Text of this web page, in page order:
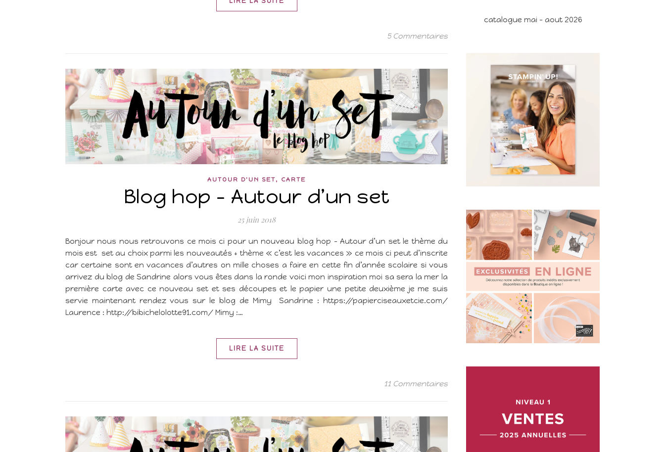
5 Commentaires
AUTOUR D'UN SET, CARTE
Blog hop – Autour d’un set
25 juin 2018
Bonjour nous nous retrouvons ce mois ci pour un nouveau blog hop – Autour d’un set le thème du
mois est set au choix parmi les nouveautés + thème « c’est les vacances » ce mois ci peut d’inscrite
car certaine sont en vacances d’autres on mille choses a faire en cette fin d’année scolaire si vous
arrivez du blog de Sandrine alors vous êtes dans la ronde voici mon inspiration moi sa sera la mer la
première carte avec ce nouveau set et ses découpes et le papier une petite deuxième je me suis
servie maintenant rendez vous sur le blog de Mimy Sandrine : https://papierciseauxetcie.com/
Laurence : http://bibichelolotte91.com/ Mimy :…
LIRE LA SUITE
11 Commentaires
catalogue mai - aout 2026